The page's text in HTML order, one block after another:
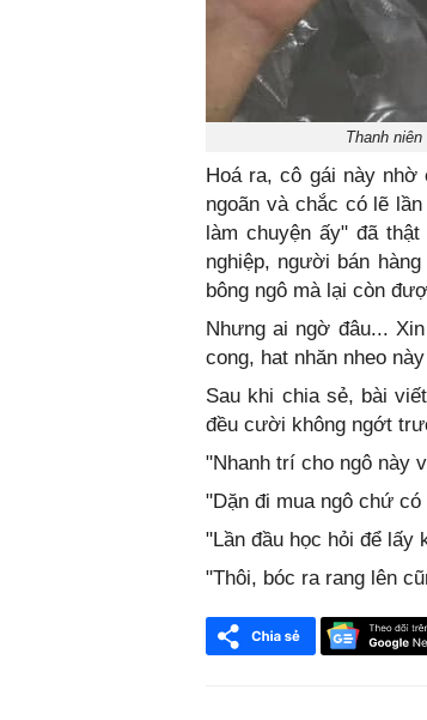
Thanh
Hoá ra, cô gái này nhờ
ngoãn và chắc có lẽ
làm chuyện ấy" đã
nghiệp, người bán
bông ngô mà lại còn
Nhưng ai ngờ đâu...
cong, hat nhăn nheo
Sau khi chia sẻ, bài
đều cười không ngớt
"Nhanh trí cho ngô này
"Dặn đi mua ngô chứ
"Lần đầu học hỏi để lấy
"Thôi, bóc ra rang lên